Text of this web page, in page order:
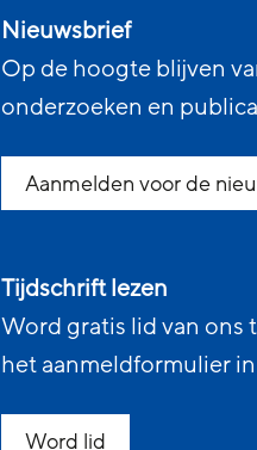
Nieuwsbrief
Op de hoogte blijven
onderzoeken en
Aanmelden voor de
Tijdschrift lezen
Word gratis lid van ons
het aanmeldformulier
Word lid